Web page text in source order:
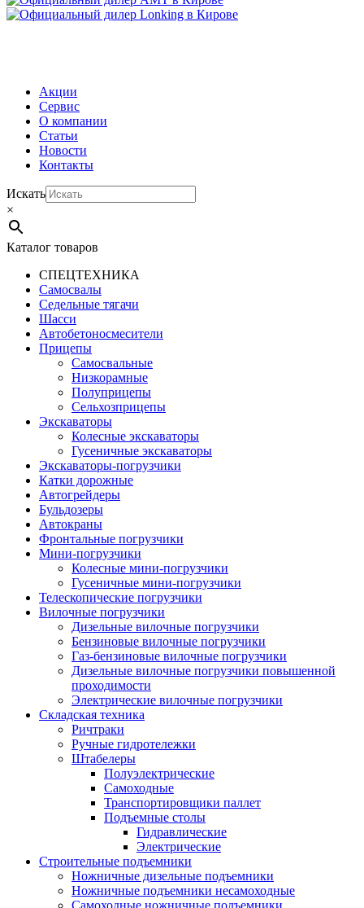
Акции
Сервис
О компании
Статьи
Новости
Контакты
Искать
×
Каталог товаров
СПЕЦТЕХНИКА
Самосвалы
Седельные тягачи
Шасси
Автобетоно­смесители
Прицепы
Самосвальные
Низкорамные
Полуприцепы
Сельхозприцепы
Экскаваторы
Колесные экскаваторы
Гусеничные экскаваторы
Экскаваторы-погрузчики
Катки дорожные
Автогрейдеры
Бульдозеры
Автокраны
Фронтальные погрузчики
Мини-погрузчики
Колесные мини-погрузчики
Гусеничные мини-погрузчики
Телескопические погрузчики
Вилочные погрузчики
Дизельные вилочные погрузчики
Бензиновые вилочные погрузчики
Газ-бензиновые вилочные погрузчики
Дизельные вилочные погрузчики повышенной
проходимости
Электрические вилочные погрузчики
Складская техника
Ричтраки
Ручные гидротележки
Штабелеры
Полуэлектрические
Самоходные
Транспортировщики паллет
Подъемные столы
Гидравлические
Электрические
Строительные подъемники
Ножничные дизельные подъемники
Ножничные подъемники несамоходные
Самоходные ножничные подъемники